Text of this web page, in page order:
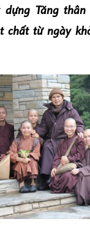
Tăng
chất từ ngày